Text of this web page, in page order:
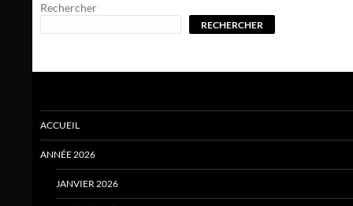
Rechercher
RECHERCHER
ACCUEIL
ANNÉE 2026
JANVIER 2026